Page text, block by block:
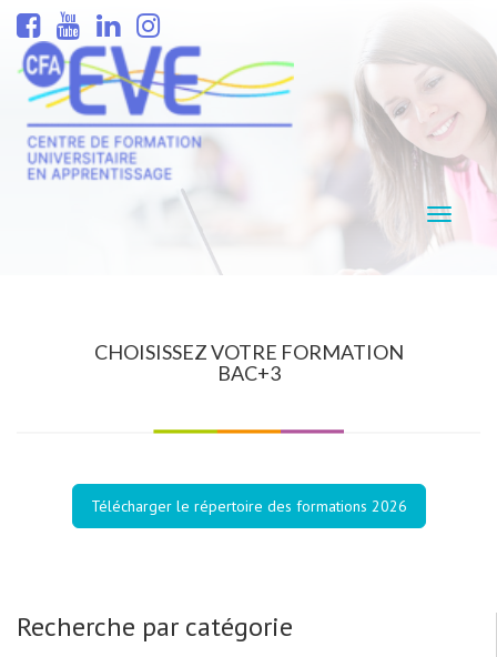
CHOISISSEZ VOTRE FORMATION
BAC+3
Télécharger le répertoire des formations 2026
Recherche par catégorie